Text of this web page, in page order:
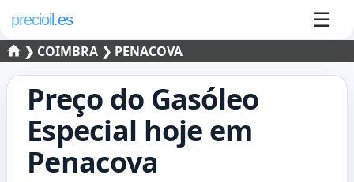
precioil.es ☰
❯ COIMBRA ❯ PENACOVA
Preço do Gasóleo
Especial hoje em
Penacova